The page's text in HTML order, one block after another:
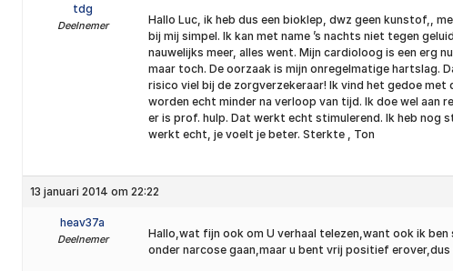
tdg
Deelnemer
Hallo Luc, ik heb dus een bioklep, dwz geen kunstof,,
bij mij simpel. Ik kan met name ’s nachts niet tegen
nauwelijks meer, alles went. Mijn cardioloog is een erg
maar toch. De oorzaak is mijn onregelmatige hartslag.
risico viel bij de zorgverzekeraar! Ik vind het gedoe
worden echt minder na verloop van tijd. Ik doe wel aan
er is prof. hulp. Dat werkt echt stimulerend. Ik heb nog
werkt echt, je voelt je beter. Sterkte , Ton
13 januari 2014 om 22:22
heav37a
Deelnemer
Hallo,wat fijn ook om U verhaal telezen,want ook ik
onder narcose gaan,maar u bent vrij positief